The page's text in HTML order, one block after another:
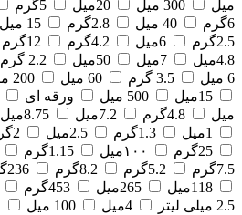
میل
300 میل 20میل 5گرم
6گرم
40 میل 2.8گرم 15 میل
2.5گرم
6میل 4.2گرم 12گرم
4.8میل
7میل 50میل 2.2 گرم
6 میل
3.5 گرم 60 میل 200 میل
15میل
500 میل ورقه ای
میل
4.8گرم 7.2میل 8.75میل
1میل
1.3گرم 2.5میل 2گرم
25گرم
۱۰۰میل 1.15گرم
7.5گرم
5.2گرم 8.2گرم 236گرم
118میل
265میل 453گرم
2.5 میلی لیتر
4میل 100 میل